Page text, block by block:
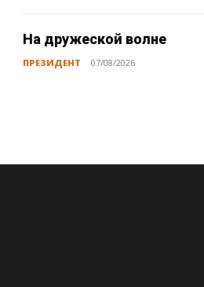
На дружеской волне
ПРЕЗИДЕНТ 07/08/2026